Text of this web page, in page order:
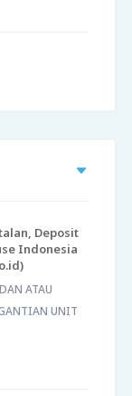
Deposit
Indonesia
ATAU
UNIT